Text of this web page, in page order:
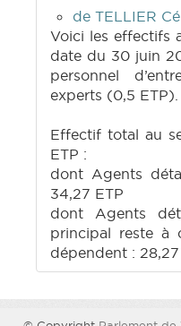
de TELLIER
Voici les effectifs
date du 30 juin
personnel
experts (0,5 ETP).
Effectif total au
ETP :
dont Agents
34,27 ETP
dont Agents
principal reste à
dépendent : 28,27